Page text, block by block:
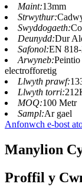
Maint:13mm
Strwythur:
Swyddogaeth:
Deunydd:Dur
Safonol:EN
Arwyneb:
electrofforetig
Llwyth prawf:
Llwyth torri:
MOQ:100 Metr
Sampl:Ar gael
Anfonwch e-bost
Manylion
Proffil y